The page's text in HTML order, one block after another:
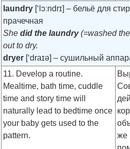
laundry [‘lɔːndrɪ] – бельё для
прачечная
She did the laundry(=washed
out to dry.
dryer [‘draɪə] – сушильный
11. Develop a routine.
Mealtime, bath time, cuddle
time and story time will
naturally lead to bedtime once
your baby gets used to the
pattern.
же